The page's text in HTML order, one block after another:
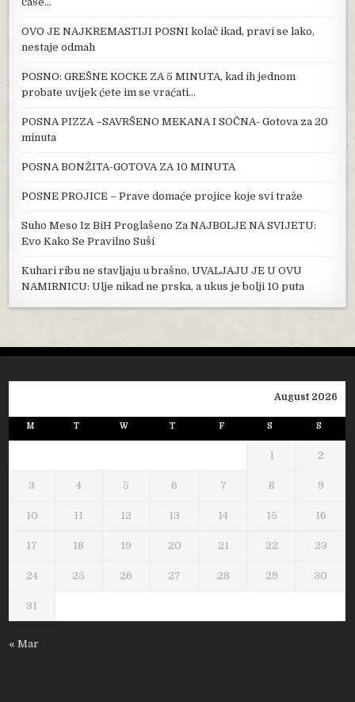
OVO JE NAJKREMASTIJI POSNI kolač ikad, pravi se lako,
nestaje odmah
POSNO: GREŠNE KOCKE ZA 5 MINUTA, kad ih jednom
probate uvijek ćete im se vraćati…
POSNA PIZZA –SAVRŠENO MEKANA I SOČNA- Gotova za 20
minuta
POSNA BONŽITA-GOTOVA ZA 10 MINUTA
POSNE PROJICE – Prave domaće projice koje svi traže
Suho Meso Iz BiH Proglašeno Za NAJB0LJE NA SVIJETU:
Evo Kako Se Pravilno Suši
Kuhari ribu ne stavljaju u brašno, UVALJAJU JE U OVU
NAMIRNICU: Ulje nikad ne prska, a ukus je bolji 10 puta
August 2026
M T W T F S S
1 2
3 4 5 6 7 8 9
10 11 12 13 14 15 16
17 18 19 20 21 22 23
24 25 26 27 28 29 30
31
« Mar